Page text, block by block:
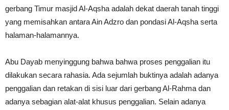
gerbang Timur masjid Al-Aqsha adalah dekat daerah tanah tinggi
yang memisahkan antara Ain Adzro dan pondasi Al-Aqsha serta
halaman-halamannya.
Abu Dayab menyinggung bahwa bahwa proses penggalian itu
dilakukan secara rahasia. Ada sejumlah buktinya adalah adanya
penggalian dan retakan di sisi luar dari gerbang Al-Rahma dan
adanya sebagian alat-alat khusus penggalian. Selain adanya